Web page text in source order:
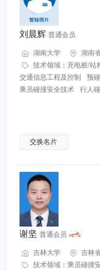
刘晨辉 普通会员
湖南大学
湖南
技术领域： 充电桩/站
交通信息工程及控制
预
乘员碰撞安全技术 行人
交换名片
谢坚 普通会员
吉林大学
吉林
技术领域： 乘员碰撞